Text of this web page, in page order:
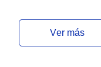
ver más